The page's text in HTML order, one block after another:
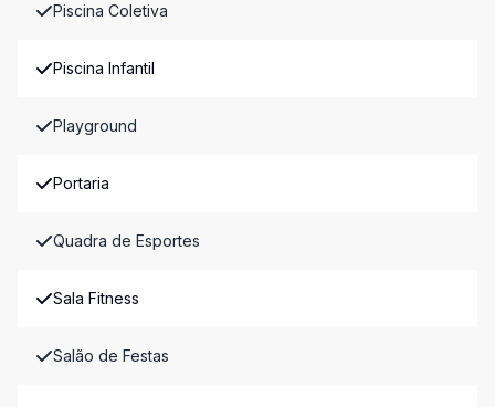
Piscina Coletiva
Piscina Infantil
Playground
Portaria
Quadra de Esportes
Sala Fitness
Salão de Festas